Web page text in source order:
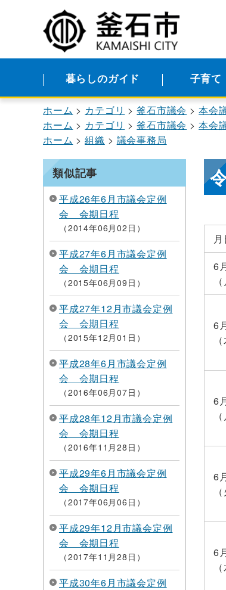
暮らしのガイド 子育て
ホーム カテゴリ 釜石市議会
本会
ホーム
カテゴリ 釜石市議会 本会
ホーム
組織 議会事務局
類似記事
平成26年6月市議会定例
会 会期日程
2014年06月02日
平成27年6月市議会定例
会 会期日程
2015年06月09日
平成27年12月市議会定例
会 会期日程
2015年12月01日
平成28年6月市議会定例
会 会期日程
2016年06月07日
平成28年12月市議会定例
会 会期日程
2016年11月28日
平成29年6月市議会定例
会 会期日程
2017年06月06日
平成29年12月市議会定例
会 会期日程
2017年11月28日
平成30年6月市議会定例
月
6
6
6
6
6